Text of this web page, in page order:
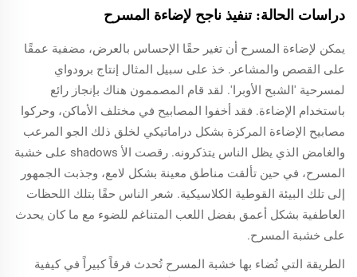
دراسات الحالة: تنفيذ ناجح لإضاءة المسرح
يمكن لإضاءة المسرح أن تغير حقًا الإحساس بالعرض، مضفية عمقًا
على القصص والمشاعر. خذ على سبيل المثال إنتاج برودواي
لمسرحية 'الشبح الأوبرا'. لقد قام المصممون هناك بإنجاز رائع
باستخدام الإضاءة. فقد أخفوا المصابيح في مختلف الأماكن، وحركوا
مصابيح الإضاءة المركزة بشكل دراماتيكي لخلق ذلك الجو المرعب
والغامض الذي يظل الناس يتذكرونه. رقصت الأ shadows على خشبة
المسرح، في حين تألقت مناطق معينة بشكل لامع، وجذبت الجمهور
إلى تلك البيئة القوطية الكلاسيكية. شعر الناس حقًا بتلك اللحظات
العاطفية بشكل أعمق بفضل اللعب المتناغم للضوء مع ما كان يحدث
على خشبة المسرح.
الطريقة التي تُضاء بها خشبة المسرح تُحدث فرقاً كبيراً في كيفية